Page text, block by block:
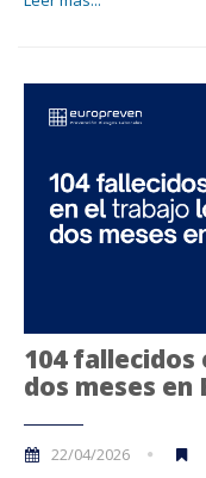
104
dos meses en
22/04/2026